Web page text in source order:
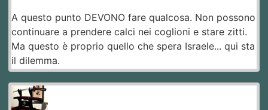
A questo punto DEVONO fare qualcosa. Non possono
continuare a prendere calci nei coglioni e stare zitti.
Ma questo è proprio quello che spera Israele... qui sta
il dilemma.